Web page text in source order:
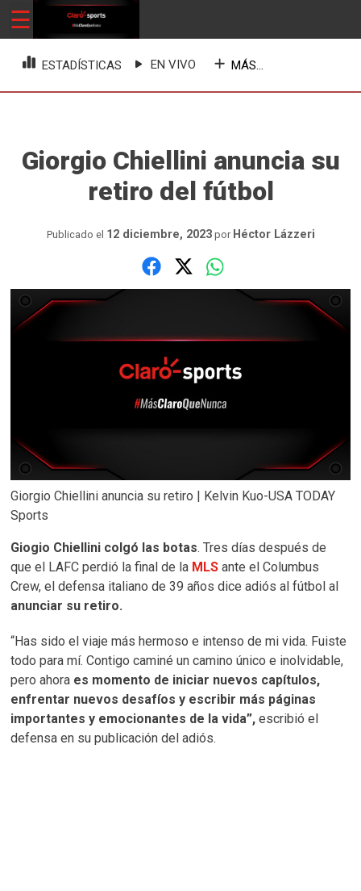
Skip
☰
ClaroSports
Más Claro que nunca
ESTADÍSTICAS EN VIVO MÁS...
Giorgio Chiellini anuncia su
retiro del fútbol
Publicado el 12 diciembre, 2023por Héctor Lázzeri
Giorgio Chiellini anuncia su retiro | Kelvin Kuo-USA TODAY
Sports
Giogio Chiellini colgó las botas. Tres días después de
que el LAFC perdió la final de la MLS ante el Columbus
Crew, el defensa italiano de 39 años dice adiós al fútbol al
anunciar su retiro.
“Has sido el viaje más hermoso e intenso de mi vida. Fuiste
todo para mí. Contigo caminé un camino único e inolvidable,
pero ahora es momento de iniciar nuevos capítulos,
enfrentar nuevos desafíos y escribir más páginas
importantes y emocionantes de la vida”, escribió el
defensa en su publicación del adiós.